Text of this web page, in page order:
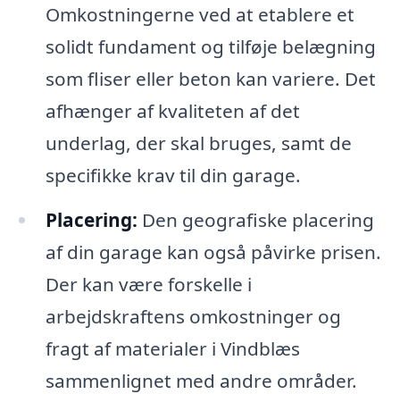
Omkostningerne ved at etablere et
solidt fundament og tilføje belægning
som fliser eller beton kan variere. Det
afhænger af kvaliteten af det
underlag, der skal bruges, samt de
specifikke krav til din garage.
Placering: Den geografiske placering
af din garage kan også påvirke prisen.
Der kan være forskelle i
arbejdskraftens omkostninger og
fragt af materialer i Vindblæs
sammenlignet med andre områder.